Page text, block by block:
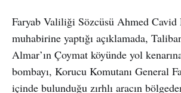
Faryab Valiliği Sözcüsü Ahmed
muhabirine yaptığı açıklamada,
Almar’ın Çoymat köyünde yol
bombayı, Korucu Komutanı General
içinde bulunduğu zırhlı aracın